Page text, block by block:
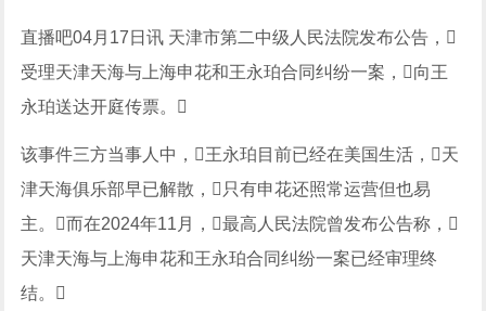
直播吧04月17日讯 天津市第二中级人民法院发布公告，
受理天津天海与上海申花和王永珀合同纠纷一案，向王
永珀送达开庭传票。
该事件三方当事人中，王永珀目前已经在美国生活，天
津天海俱乐部早已解散，只有申花还照常运营但也易
主。而在2024年11月，最高人民法院曾发布公告称，
天津天海与上海申花和王永珀合同纠纷一案已经审理终
结。